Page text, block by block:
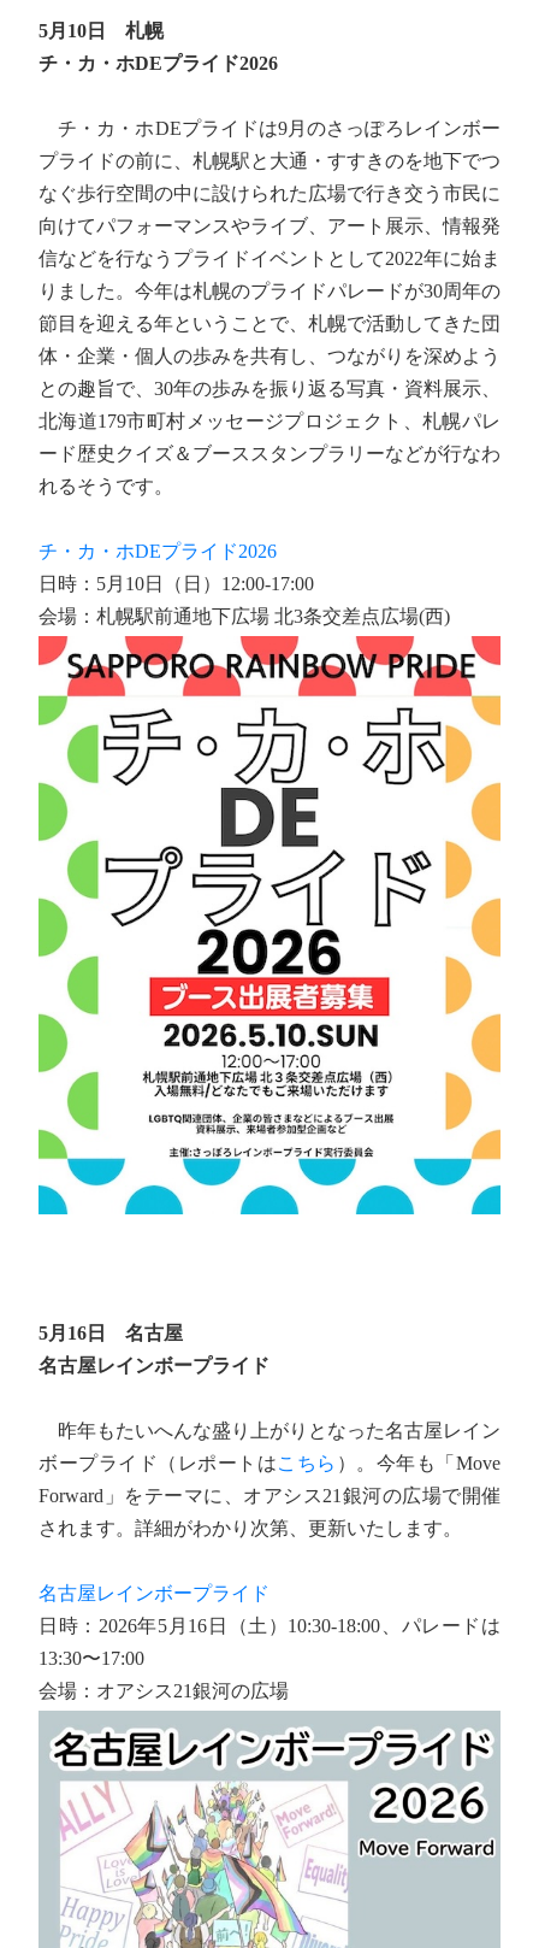
5月10日 札幌
チ・カ・ホDEプライド2026
チ・カ・ホDEプライドは9月のさっぽろレインボー
プライドの前に、札幌駅と大通・すすきのを地下でつ
なぐ歩行空間の中に設けられた広場で行き交う市民に
向けてパフォーマンスやライブ、アート展示、情報発
信などを行なうプライドイベントとして2022年に始ま
りました。今年は札幌のプライドパレードが30周年の
節目を迎える年ということで、札幌で活動してきた団
体・企業・個人の歩みを共有し、つながりを深めよう
との趣旨で、30年の歩みを振り返る写真・資料展示、
北海道179市町村メッセージプロジェクト、札幌パレ
ード歴史クイズ＆ブーススタンプラリーなどが行なわ
れるそうです。
チ・カ・ホDEプライド2026
日時：5月10日（日）12:00-17:00
会場：札幌駅前通地下広場 北3条交差点広場(西)
5月16日 名古屋
名古屋レインボープライド
昨年もたいへんな盛り上がりとなった名古屋レイン
ボープライド（レポートはこちら ）。今年も「Move
Forward」をテーマに、オアシス21銀河の広場で開催
されます。詳細がわかり次第、更新いたします。
名古屋レインボープライド
日時：2026年5月16日（土）10:30-18:00、パレードは
13:30〜17:00
会場：オアシス21銀河の広場